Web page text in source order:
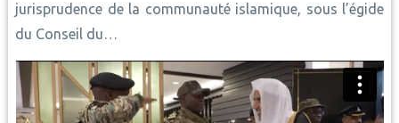
jurisprudence de la communauté islamique, sous l’égide
du Conseil du…